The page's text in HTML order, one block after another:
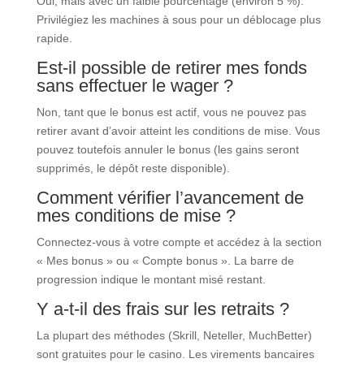
Privilégiez les machines à sous pour un déblocage plus
rapide.
Est-il possible de retirer mes fonds
sans effectuer le wager ?
Non, tant que le bonus est actif, vous ne pouvez pas
retirer avant d’avoir atteint les conditions de mise. Vous
pouvez toutefois annuler le bonus (les gains seront
supprimés, le dépôt reste disponible).
Comment vérifier l’avancement de
mes conditions de mise ?
Connectez-vous à votre compte et accédez à la section
« Mes bonus » ou « Compte bonus ». La barre de
progression indique le montant misé restant.
Y a-t-il des frais sur les retraits ?
La plupart des méthodes (Skrill, Neteller, MuchBetter)
sont gratuites pour le casino. Les virements bancaires